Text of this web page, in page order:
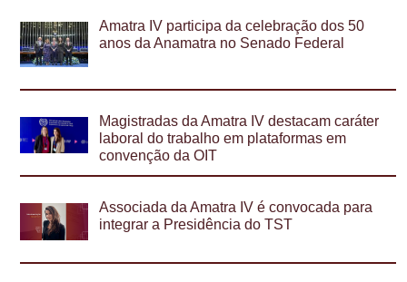
Amatra IV participa da celebração dos 50
anos da Anamatra no Senado Federal
Magistradas da Amatra IV destacam caráter
laboral do trabalho em plataformas em
convenção da OIT
Associada da Amatra IV é convocada para
integrar a Presidência do TST